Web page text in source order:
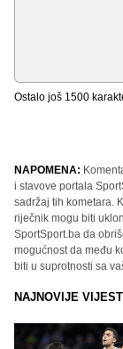
Ostalo još 1500
NAPOMENA:
i stavove portala
sadržaj tih kometara.
riječnik mogu biti
SportSport.ba da
mogućnost da među
biti u suprotnosti sa
NAJNOVIJE VIJESTI